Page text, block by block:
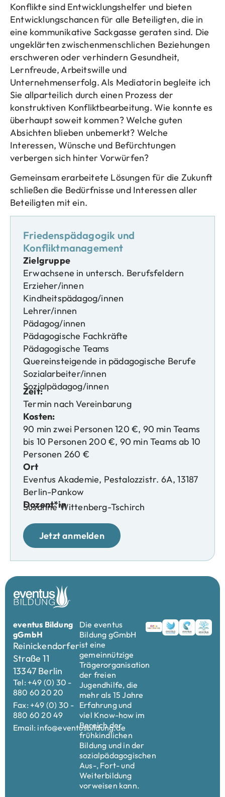
Konflikte sind Entwicklungshelfer und bieten
Entwicklungschancen für alle Beteiligten, die in
eine kommunikative Sackgasse geraten sind. Die
ungeklärten zwischenmenschlichen Beziehungen
erschweren oder verhindern Gesundheit,
Lernfreude, Arbeitswille und
Unternehmenserfolg. Als Mediatorin begleite ich
Sie allparteilich durch einen Prozess der
konstruktiven Konfliktbearbeitung. Wie konnte es
überhaupt soweit kommen? Welche guten
Absichten blieben unbemerkt? Welche
Interessen, Wünsche und Befürchtungen
verbergen sich hinter Vorwürfen?
Gemeinsam erarbeitete Lösungen für die Zukunft
schließen die Bedürfnisse und Interessen aller
Beteiligten mit ein.
Friedenspädagogik und
Konfliktmanagement
Zielgruppe
Erwachsene in untersch. Berufsfeldern
Erzieher/innen
Kindheitspädagog/innen
Lehrer/innen
Pädagog/innen
Pädagogische Fachkräfte
Pädagogische Teams
Quereinsteigende in pädagogische Berufe
Sozialarbeiter/innen
Sozialpädagog/innen
Zeit:
Termin nach Vereinbarung
Kosten:
90 min zwei Personen 120 €, 90 min Teams
bis 10 Personen 200 €, 90 min Teams ab 10
Personen 260 €
Ort
Eventus Akademie, Pestalozzistr. 6A, 13187
Berlin-Pankow
Dozent*in
Susanne Wittenberg-Tschirch
Jetzt anmelden
eventus Bildung
gGmbH
Reinickendorfer
Straße 11
13347 Berlin
Tel: +49 (0) 30 -
880 60 20 20
Fax: +49 (0) 30 -
880 60 20 49
Email: info@eventusbildung.de
Die eventus
Bildung gGmbH
ist eine
gemeinnützige
Trägerorganisation
der freien
Jugendhilfe, die
mehr als 15 Jahre
Erfahrung und
viel Know-how im
Bereich der
frühkindlichen
Bildung und in der
sozialpädagogischen
Aus-, Fort- und
Weiterbildung
vorweisen kann.